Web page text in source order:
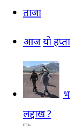
ताजा
आजयो हप्ता
लद्दाख ?